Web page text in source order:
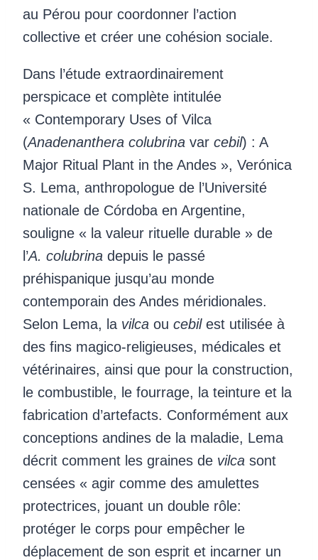
au Pérou pour coordonner l’action
collective et créer une cohésion sociale.
Dans l’étude extraordinairement
perspicace et complète intitulée
« Contemporary Uses of Vilca
(Anadenanthera colubrina var cebil) : A
Major Ritual Plant in the Andes », Verónica
S. Lema, anthropologue de l’Université
nationale de Córdoba en Argentine,
souligne « la valeur rituelle durable » de
l’A. colubrina depuis le passé
préhispanique jusqu’au monde
contemporain des Andes méridionales.
Selon Lema, la vilca ou cebil est utilisée à
des fins magico-religieuses, médicales et
vétérinaires, ainsi que pour la construction,
le combustible, le fourrage, la teinture et la
fabrication d’artefacts. Conformément aux
conceptions andines de la maladie, Lema
décrit comment les graines de vilca sont
censées « agir comme des amulettes
protectrices, jouant un double rôle:
protéger le corps pour empêcher le
déplacement de son esprit et incarner un